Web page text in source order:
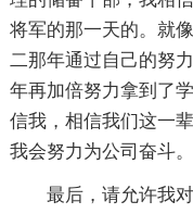
将军的那一天的。就
二那年通过自己的努
年再加倍努力拿到了
信我，相信我们这一
我会努力为公司奋斗。
最后，请允许我